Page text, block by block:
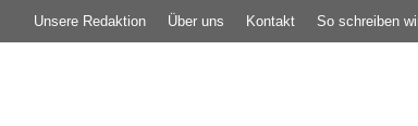
Unsere Redaktion Über uns Kontakt So schreiben